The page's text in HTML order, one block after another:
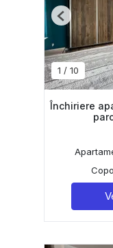
1 / 10
Previous
Închiriere